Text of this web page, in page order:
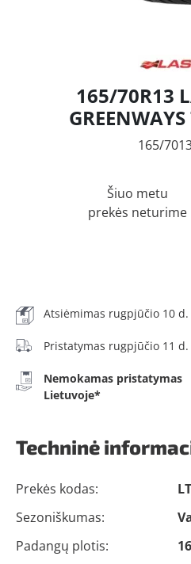
165/70R13
165/
Šiuo metu
prekės neturime
Atsiėmimas rugpjūčio 10 d.
Pristatymas rugpjūčio 11 d.
Nemokamas pristatymas
Lietuvoje*
Techninė
Prekės kodas:
Sezoniškumas:
Padangų plotis: